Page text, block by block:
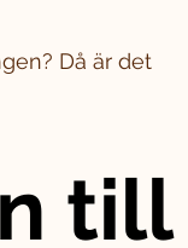
Då är det
till